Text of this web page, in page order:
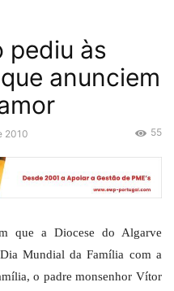
pediu às
anunciem
2010 55
que a Diocese do Algarve
Mundial da Família com a
o padre monsenhor Vítor